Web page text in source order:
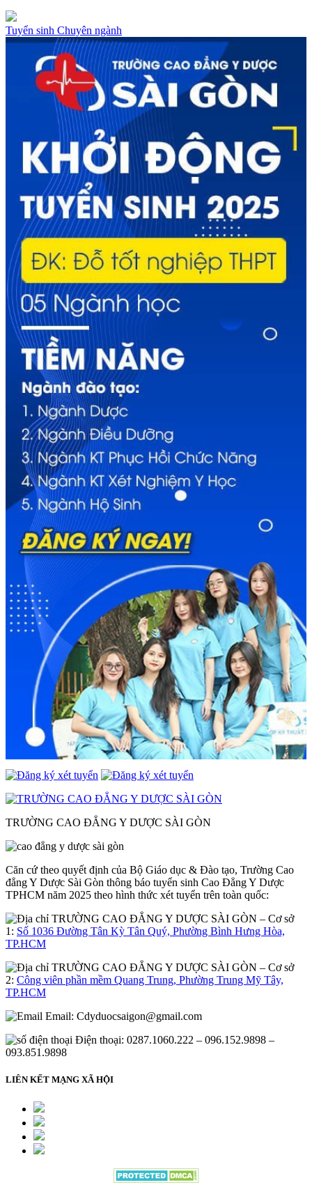
Tuyển sinh Chuyên ngành
TRƯỜNG CAO ĐẲNG Y DƯỢC SÀI GÒN
Căn cứ theo quyết định của Bộ Giáo dục & Đào tạo, Trường Cao
đẳng Y Dược Sài Gòn thông báo tuyển sinh Cao Đẳng Y Dược
TPHCM năm 2025 theo hình thức xét tuyển trên toàn quốc:
– Cơ sở
1: Số 1036 Đường Tân Kỳ Tân Quý, Phường Bình Hưng Hòa,
TP.HCM
– Cơ sở
2: Công viên phần mềm Quang Trung, Phường Trung Mỹ Tây,
TP.HCM
Email: Cdyduocsaigon@gmail.com
Điện thoại: 0287.1060.222 – 096.152.9898 –
093.851.9898
LIÊN KẾT MẠNG XÃ HỘI